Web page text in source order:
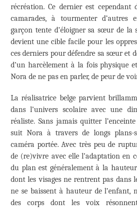
récréation. Ce dernier est cependant
camarades, à tourmenter d’autres
garçon tente d’éloigner sa sœur de la
devient une cible facile pour les
ces derniers pour défendre sa sœur et
d’un harcèlement à la fois physique
Nora de ne pas en parler, de peur de
La réalisatrice belge parvient
dans l’univers scolaire avec une
réaliste. Sans jamais quitter
suit Nora à travers de longs plans-
caméra portée. Avec très peu de
de (re)vivre avec elle l’adaptation en
du plan est généralement à la
dont les visages ne rentrent pas dans
ne se baissent à hauteur de l’enfant,
des corps dont les voix